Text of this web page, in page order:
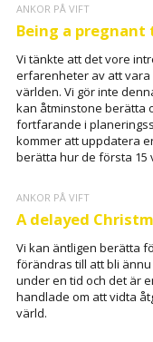
ANKOR PÅ VIFT
Being a pregnant
Vi tänkte att det vore
erfarenheter av att vara
världen. Vi gör inte
kan åtminstone berätta
fortfarande i
kommer att uppdatera
berätta hur de första 15
ANKOR PÅ VIFT
A delayed
Vi kan äntligen berätta
förändras till att bli
under en tid och det är
handlade om att vidta
värld.